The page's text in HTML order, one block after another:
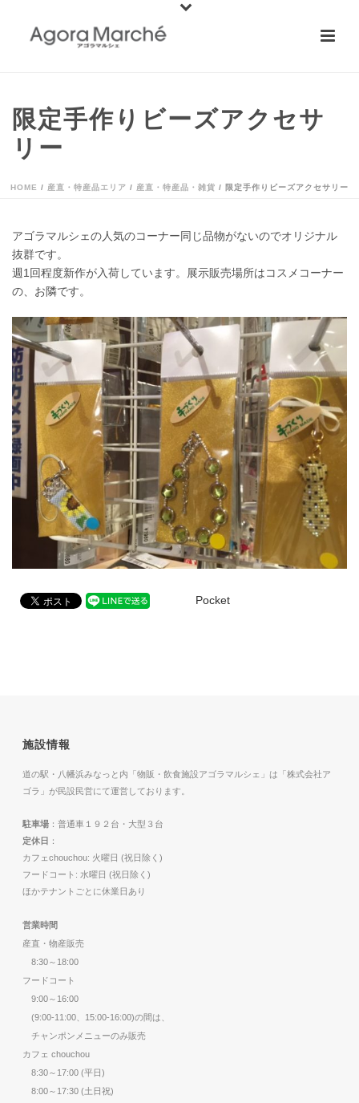
限定手作りビーズアクセサ
リー
HOME / 産直・特産品エリア / 産直・特産品・雑貨 / 限定手作りビーズアクセサリー
アゴラマルシェの人気のコーナー同じ品物がないのでオリジナル
抜群です。
週1回程度新作が入荷しています。展示販売場所はコスメコーナー
の、お隣です。
Pocket
施設情報
道の駅・八幡浜みなっと内「物販・飲食施設アゴラマルシェ」は「株式会社ア
ゴラ」が民設民営にて運営しております。
駐車場 ：普通車１９２台・大型３台
定休日 ：
カフェchouchou: 火曜日 (祝日除く)
フードコート: 水曜日 (祝日除く)
ほかテナントごとに休業日あり
営業時間
産直・物産販売
8:30～18:00
フードコート
9:00～16:00
(9:00-11:00、15:00-16:00)の間は、
チャンポンメニューのみ販売
カフェ chouchou
8:30～17:00 (平日)
8:00～17:30 (土日祝)